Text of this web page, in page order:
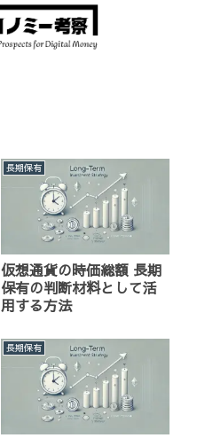
長期保有
仮想通貨の時価総額 長期
保有の判断材料として活
用する方法
長期保有